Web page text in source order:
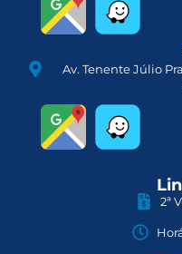
Av. Tenente Júlio
2ª